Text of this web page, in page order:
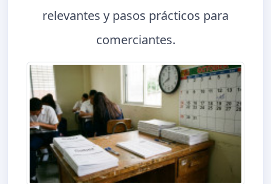
relevantes y pasos prácticos para
comerciantes.